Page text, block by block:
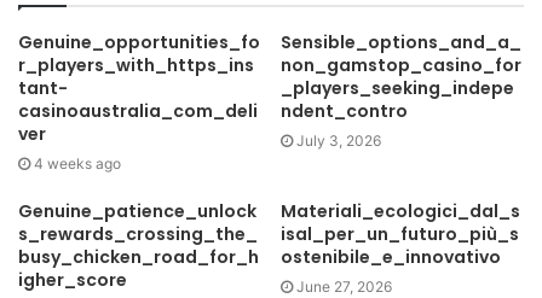
Genuine_opportunities_fo
r_players_with_https_ins
tant-
casinoaustralia_com_deli
ver
4 weeks ago
Sensible_options_and_a_
non_gamstop_casino_for
_players_seeking_indepe
ndent_contro
July 3, 2026
Genuine_patience_unlock
s_rewards_crossing_the_
busy_chicken_road_for_h
igher_score
Materiali_ecologici_dal_s
isal_per_un_futuro_più_s
ostenibile_e_innovativo
June 27, 2026